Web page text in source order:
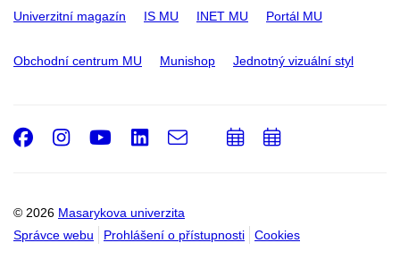
Univerzitní magazín IS MU INET MU Portál MU
Obchodní centrum MU Munishop Jednotný vizuální styl
© 2026 Masarykova univerzita
Správce webu
Prohlášení o přístupnosti Cookies
Facebook
Instagram
Youtube
LinkedIn
e-
PřidatPřidat